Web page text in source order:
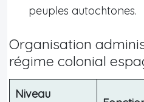
peuples autochtones.
Organisation
régime colonial
Niveau